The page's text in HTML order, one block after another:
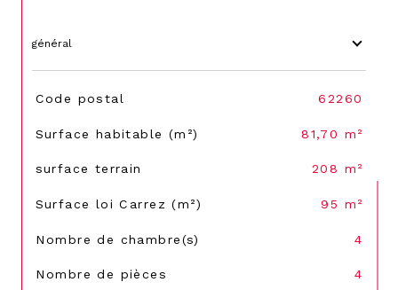
général
TRAD_SIROCCO_Caracteristique
Code postal 62260
Surface habitable (m²) 81,70 m²
surface terrain 208 m²
Surface loi Carrez (m²) 95 m²
Nombre de chambre(s) 4
Nombre de pièces 4